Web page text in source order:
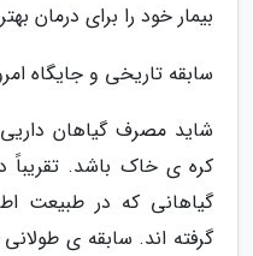
بیمار خود را برای درمان
سابقه تاریخی و جایگاه
شاید مصرف گیاهان
کره ی خاک باشد. تقریباً در
گیاهانی که در طبیعت
گرفته اند. سابقه ی